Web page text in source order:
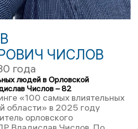
ЧИСЛОВ
года
людей в Орловской
Числов – 82
«100 самых влиятельных
области» в 2025 году
орловского